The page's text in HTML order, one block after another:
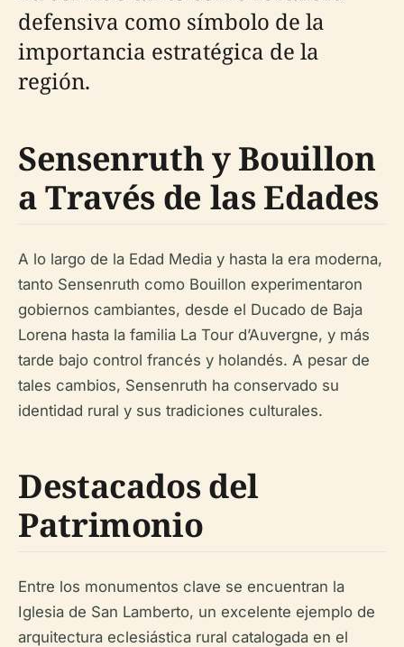
defensiva como símbolo de la
importancia estratégica de la
región.
Sensenruth y Bouillon
a Través de las Edades
A lo largo de la Edad Media y hasta la era moderna,
tanto Sensenruth como Bouillon experimentaron
gobiernos cambiantes, desde el Ducado de Baja
Lorena hasta la familia La Tour d’Auvergne, y más
tarde bajo control francés y holandés. A pesar de
tales cambios, Sensenruth ha conservado su
identidad rural y sus tradiciones culturales.
Destacados del
Patrimonio
Entre los monumentos clave se encuentran la
Iglesia de San Lamberto, un excelente ejemplo de
arquitectura eclesiástica rural catalogada en el